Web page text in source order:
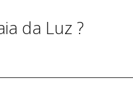
da Luz ?